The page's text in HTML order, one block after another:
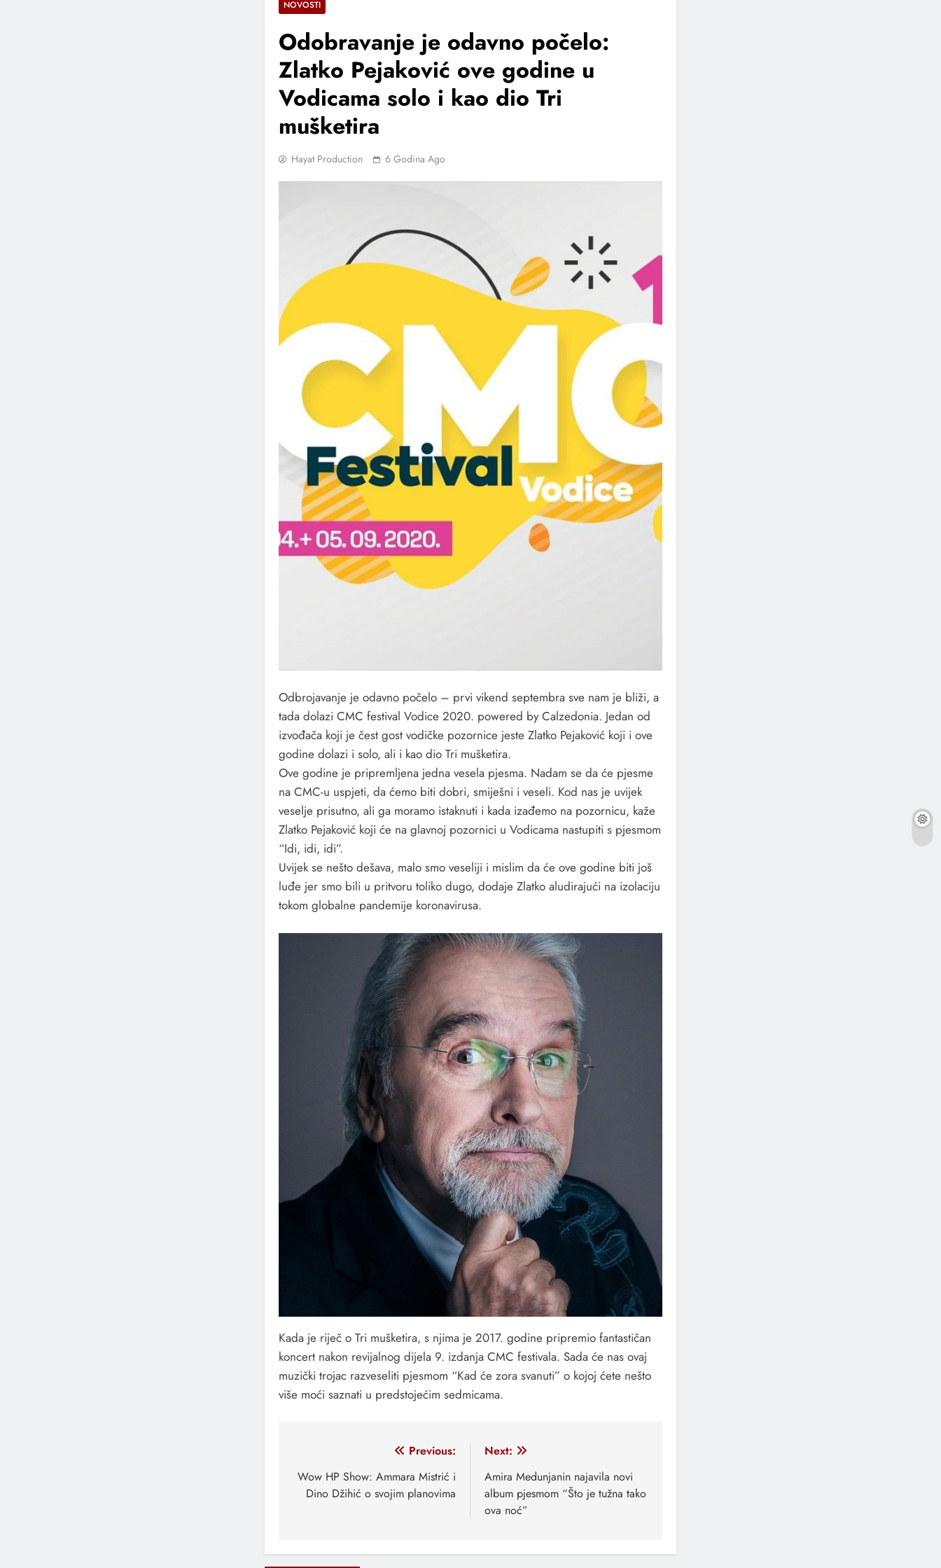
NOVOSTI
Odobravanje je odavno počelo:
Zlatko Pejaković ove godine u
Vodicama solo i kao dio Tri
mušketira
Hayat Production 6 Godina Ago
Odbrojavanje je odavno počelo – prvi vikend septembra sve nam je bliži, a
tada dolazi CMC festival Vodice 2020. powered by Calzedonia. Jedan od
izvođača koji je čest gost vodičke pozornice jeste Zlatko Pejaković koji i ove
godine dolazi i solo, ali i kao dio Tri mušketira.
Ove godine je pripremljena jedna vesela pjesma. Nadam se da će pjesme
na CMC-u uspjeti, da ćemo biti dobri, smiješni i veseli. Kod nas je uvijek
veselje prisutno, ali ga moramo istaknuti i kada izađemo na pozornicu, kaže
Zlatko Pejaković koji će na glavnoj pozornici u Vodicama nastupiti s pjesmom
“Idi, idi, idi”.
Uvijek se nešto dešava, malo smo veseliji i mislim da će ove godine biti još
luđe jer smo bili u pritvoru toliko dugo, dodaje Zlatko aludirajući na izolaciju
tokom globalne pandemije koronavirusa.
Kada je riječ o Tri mušketira, s njima je 2017. godine pripremio fantastičan
koncert nakon revijalnog dijela 9. izdanja CMC festivala. Sada će nas ovaj
muzički trojac razveseliti pjesmom “Kad će zora svanuti” o kojoj ćete nešto
više moći saznati u predstojećim sedmicama.
članaka
Previous:
Wow HP Show: Ammara Mistrić i
Dino Džihić o svojim planovima
Next:
Amira Medunjanin najavila novi
album pjesmom “Što je tužna tako
ova noć”